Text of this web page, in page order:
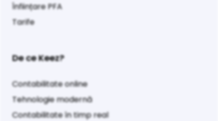
Înființare PFA
Tarife
De ce Keez?
Contabilitate online
Tehnologie modernă
Contabilitate în timp real